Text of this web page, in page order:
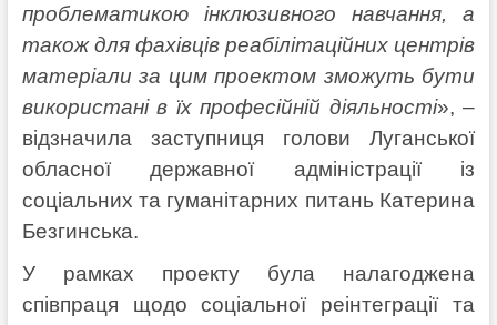
проблематикою інклюзивного навчання, а
також для фахівців реабілітаційних центрів
матеріали за цим проектом зможуть бути
використані в їх професійній діяльності», –
відзначила заступниця голови Луганської
обласної державної адміністрації із
соціальних та гуманітарних питань Катерина
Безгинська.
У рамках проекту була налагоджена
співпраця щодо соціальної реінтеграції та